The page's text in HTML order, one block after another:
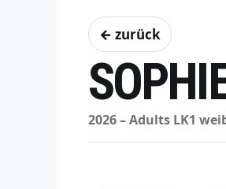
← zurück
2026 – Adults LK1